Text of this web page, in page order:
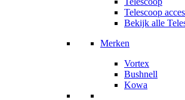
Telescoop
Bekijk alle
Merken
Vortex
Bushnell
Kowa